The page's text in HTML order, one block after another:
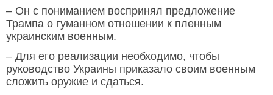
– Он с пониманием воспринял предложение
Трампа о гуманном отношении к пленным
украинским военным.
– Для его реализации необходимо, чтобы
руководство Украины приказало своим военным
сложить оружие и сдаться.